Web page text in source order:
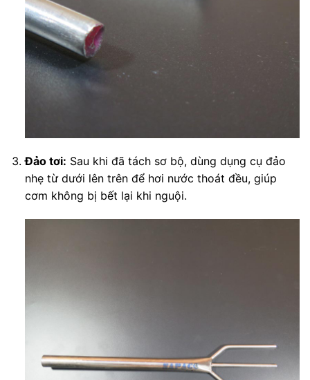
Đảo tơi: Sau khi đã tách sơ bộ, dùng dụng cụ đảo
nhẹ từ dưới lên trên để hơi nước thoát đều, giúp
cơm không bị bết lại khi nguội.